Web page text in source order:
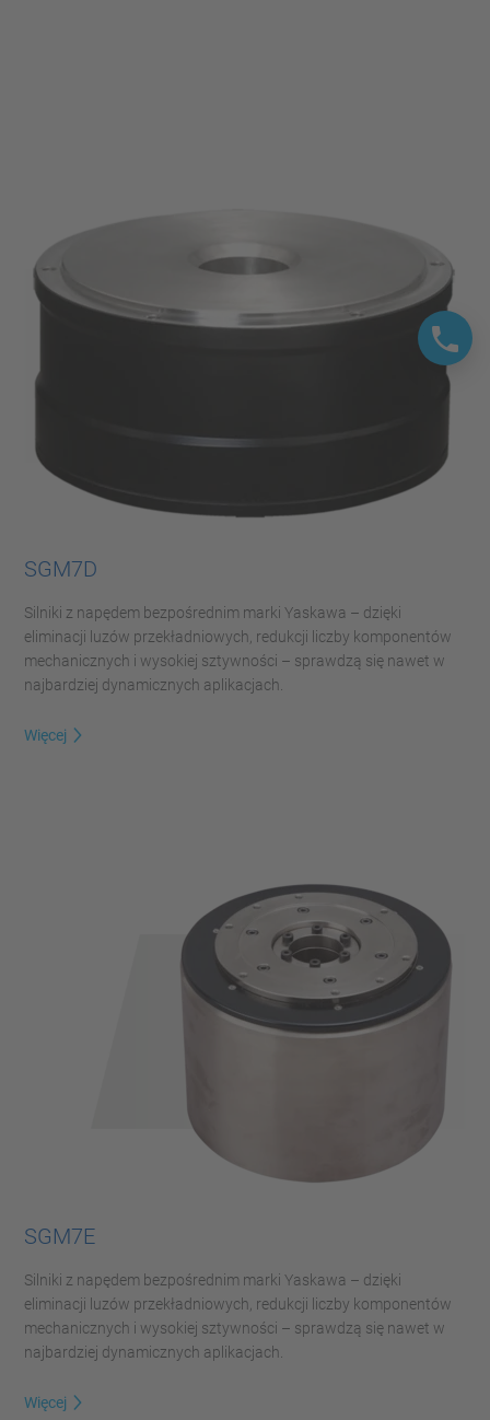
SGM7D
Silniki z napędem bezpośrednim marki Yaskawa – dzięki
eliminacji luzów przekładniowych, redukcji liczby komponentów
mechanicznych i wysokiej sztywności – sprawdzą się nawet w
najbardziej dynamicznych aplikacjach.
Więcej
SGM7E
Silniki z napędem bezpośrednim marki Yaskawa – dzięki
eliminacji luzów przekładniowych, redukcji liczby komponentów
mechanicznych i wysokiej sztywności – sprawdzą się nawet w
najbardziej dynamicznych aplikacjach.
Więcej